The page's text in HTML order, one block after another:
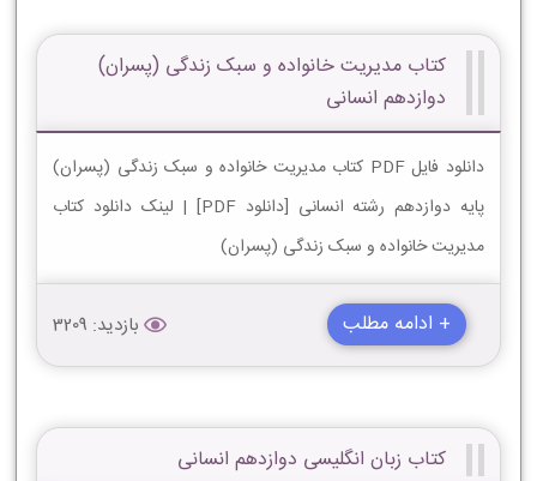
کتاب مدیریت خانواده و سبک زندگی (پسران)
دوازدهم انسانی
دانلود فایل PDF کتاب مدیریت خانواده و سبک زندگی (پسران)
پایه دوازدهم رشته انسانی [دانلود PDF] | لینک دانلود کتاب
مدیریت خانواده و سبک زندگی (پسران)
+ ادامه مطلب بازدید: 3209
کتاب زبان انگلیسی دوازدهم انسانی